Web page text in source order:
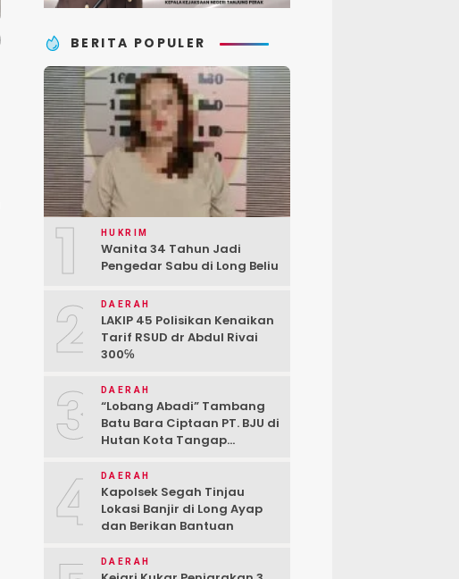
BERITA POPULER
1 HUKRIM
Wanita 34 Tahun Jadi
Pengedar Sabu di Long Beliu
2 DAERAH
LAKIP 45 Polisikan Kenaikan
Tarif RSUD dr Abdul Rivai
300℅
3 DAERAH
“Lobang Abadi” Tambang
Batu Bara Ciptaan PT. BJU di
Hutan Kota Tangap
4 DAERAH
Kapolsek Segah Tinjau
Lokasi Banjir di Long Ayap
dan Berikan Bantuan
DAERAH